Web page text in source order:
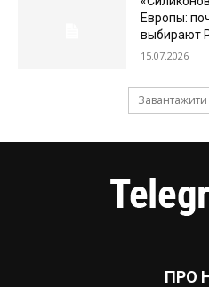
Европы:
выбирают
15.07.2026
ПРО